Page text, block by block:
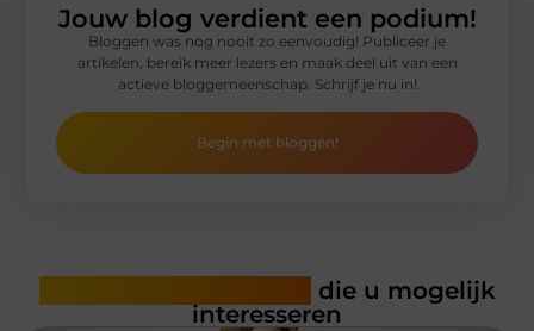
Jouw blog verdient een podium!
Bloggen was nog nooit zo eenvoudig! Publiceer je
artikelen, bereik meer lezers en maak deel uit van een
actieve bloggemeenschap. Schrijf je nu in!
Begin met bloggen!
die u mogelijk
interesseren